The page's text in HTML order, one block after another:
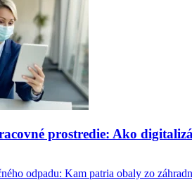
prostredie: Ako